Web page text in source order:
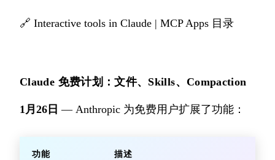
🔗 Interactive tools in Claude | MCP Apps 目录
Claude 免费计划：文件、Skills、Compaction
1月26日 — Anthropic 为免费用户扩展了功能：
功能 描述